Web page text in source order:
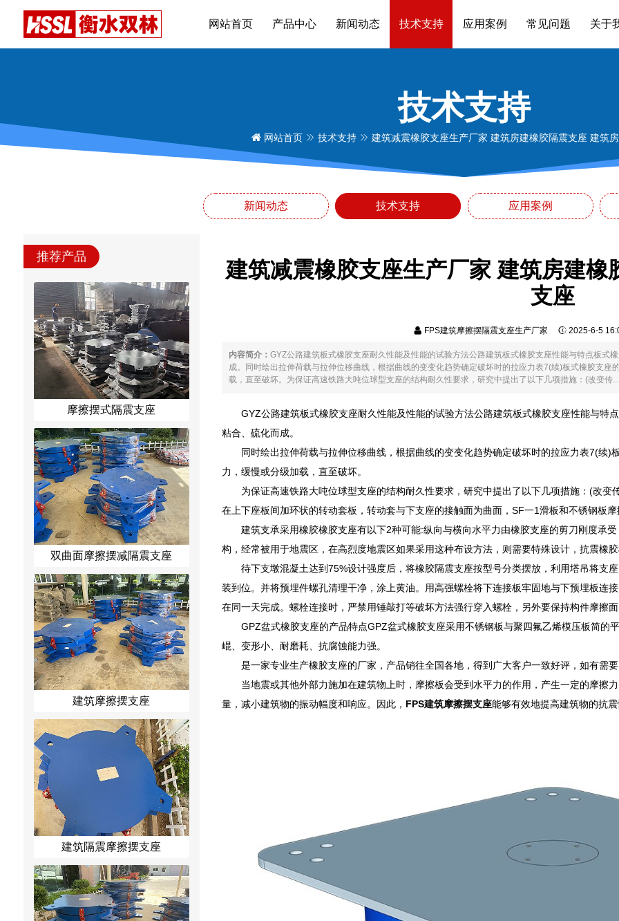
网站首页 产品中心 新闻动态 技术支持 应用案例 常见问题 关于
技术支持
网站首页 技术支持 建筑减震橡胶支座生产厂家 建筑房建橡胶隔震支座 建筑
新闻动态 技术支持 应用案例
推荐产品
摩擦摆式隔震支座
双曲面摩擦摆减隔震支座
建筑摩擦摆支座
建筑隔震摩擦摆支座
建筑减震橡胶支座生产厂家 建筑房建
支座
FPS建筑摩擦摆隔震支座生产厂家 2025-6-5
内容简介： GYZ公路建筑板式橡胶支座耐久性能及性能的试验方法公路建筑板式橡胶支座性能与特点板式
成。同时绘出拉伸荷载与拉伸位移曲线，根据曲线的变变化趋势确定破坏时的拉应力表7(续)板式橡胶支
载，直至破坏。为保证高速铁路大吨位球型支座的结构耐久性要求，研究中提出了以下几项措施：(改变传...
GYZ公路建筑板式橡胶支座耐久性能及性能的试验方法公路建筑板式橡胶支座性能与特
粘合、硫化而成。
同时绘出拉伸荷载与拉伸位移曲线，根据曲线的变变化趋势确定破坏时的拉应力表7(续
力，缓慢或分级加载，直至破坏。
为保证高速铁路大吨位球型支座的结构耐久性要求，研究中提出了以下几项措施：(改
在上下座板间加环状的转动套板，转动套与下支座的接触面为曲面，SF一1滑板和不锈钢板
建筑支承采用橡胶橡胶支座有以下2种可能:纵向与横向水平力由橡胶支座的剪刀刚度承
构，经常被用于地震区，在高烈度地震区如果采用这种布设方法，则需要特殊设计，抗震橡
待下支墩混凝土达到75%设计强度后，将橡胶隔震支座按型号分类摆放，利用塔吊将支
装到位。并将预埋件螺孔清理干净，涂上黄油。用高强螺栓将下连接板牢固地与下预埋板连
在同一天完成。螺栓连接时，严禁用锤敲打等破坏方法强行穿入螺栓，另外要保持构件摩擦
GPZ盆式橡胶支座的产品特点GPZ盆式橡胶支座采用不锈钢板与聚四氟乙烯模压板简的
崐、变形小、耐磨耗、抗腐蚀能力强。
是一家专业生产橡胶支座的厂家，产品销往全国各地，得到广大客户一致好评，如有需
当地震或其他外部力施加在建筑物上时，摩擦板会受到水平力的作用，产生一定的摩擦
量，减小建筑物的振动幅度和响应。因此， FPS建筑摩擦摆支座能够有效地提高建筑物的抗